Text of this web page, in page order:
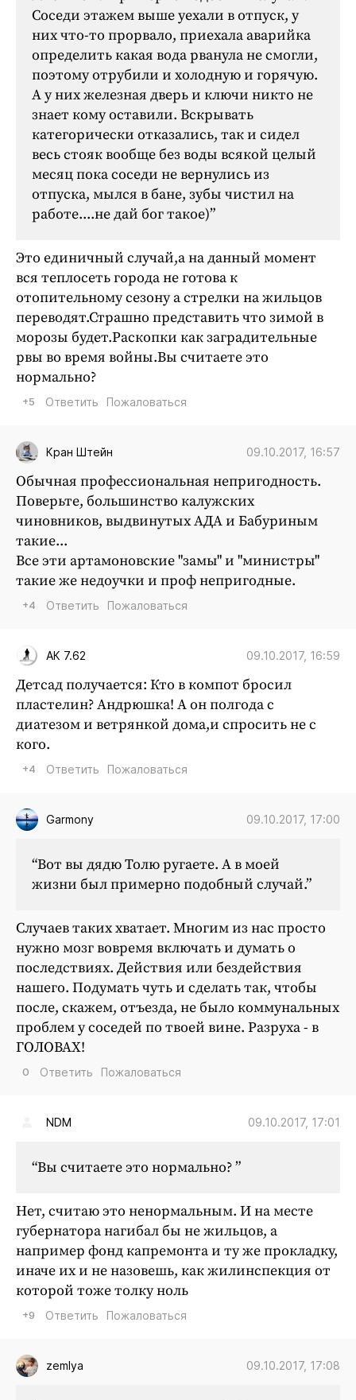
Соседи этажем выше уехали в отпуск, у
них что-то прорвало, приехала аварийка
определить какая вода рванула не смогли,
поэтому отрубили и холодную и горячую.
А у них железная дверь и ключи никто не
знает кому оставили. Вскрывать
категорически отказались, так и сидел
весь стояк вообще без воды всякой целый
месяц пока соседи не вернулись из
отпуска, мылся в бане, зубы чистил на
работе....не дай бог такое)”
Это единичный случай,а на данный момент
вся теплосеть города не готова к
отопительному сезону а стрелки на жильцов
переводят.Страшно представить что зимой в
морозы будет.Раскопки как заградительные
рвы во время войны.Вы считаете это
нормально?
+5 Ответить Пожаловаться
Кран Штейн 09.10.2017, 16:57
Обычная профессиональная непригодность.
Поверьте, большинство калужских
чиновников, выдвинутых АДА и Бабуриным
такие...
Все эти артамоновские "замы" и "министры"
такие же недоучки и проф непригодные.
+4 Ответить Пожаловаться
АК 7.62 09.10.2017, 16:59
Детсад получается: Кто в компот бросил
пластелин? Андрюшка! А он полгода с
диатезом и ветрянкой дома,и спросить не с
кого.
+4 Ответить Пожаловаться
Garmony 09.10.2017, 17:00
“Вот вы дядю Толю ругаете. А в моей
жизни был примерно подобный случай.”
Случаев таких хватает. Многим из нас просто
нужно мозг вовремя включать и думать о
последствиях. Действия или бездействия
нашего. Подумать чуть и сделать так, чтобы
после, скажем, отъезда, не было коммунальных
проблем у соседей по твоей вине. Разруха - в
ГОЛОВАХ!
0 Ответить Пожаловаться
NDM 09.10.2017, 17:01
“Вы считаете это нормально? ”
Нет, считаю это ненормальным. И на месте
губернатора нагибал бы не жильцов, а
например фонд капремонта и ту же прокладку,
иначе их и не назовешь, как жилинспекция от
которой тоже толку ноль
+9 Ответить Пожаловаться
zemlya 09.10.2017, 17:08